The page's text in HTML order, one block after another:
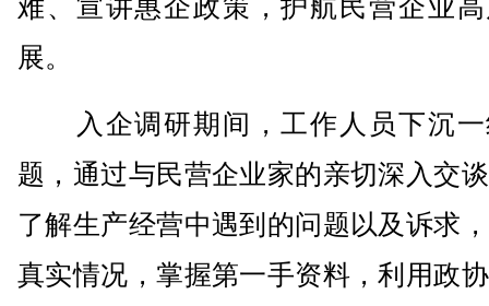
难、宣讲惠企政策，护航民营企业
展。
入企调研期间，工作人员下沉一
题，通过与民营企业家的亲切深入交
了解生产经营中遇到的问题以及诉求
真实情况，掌握第一手资料，利用政